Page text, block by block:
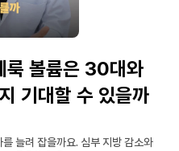
룩 볼륨은 30대와
기대할 수 있을까
늘려 잡을까요. 심부 지방 감소와